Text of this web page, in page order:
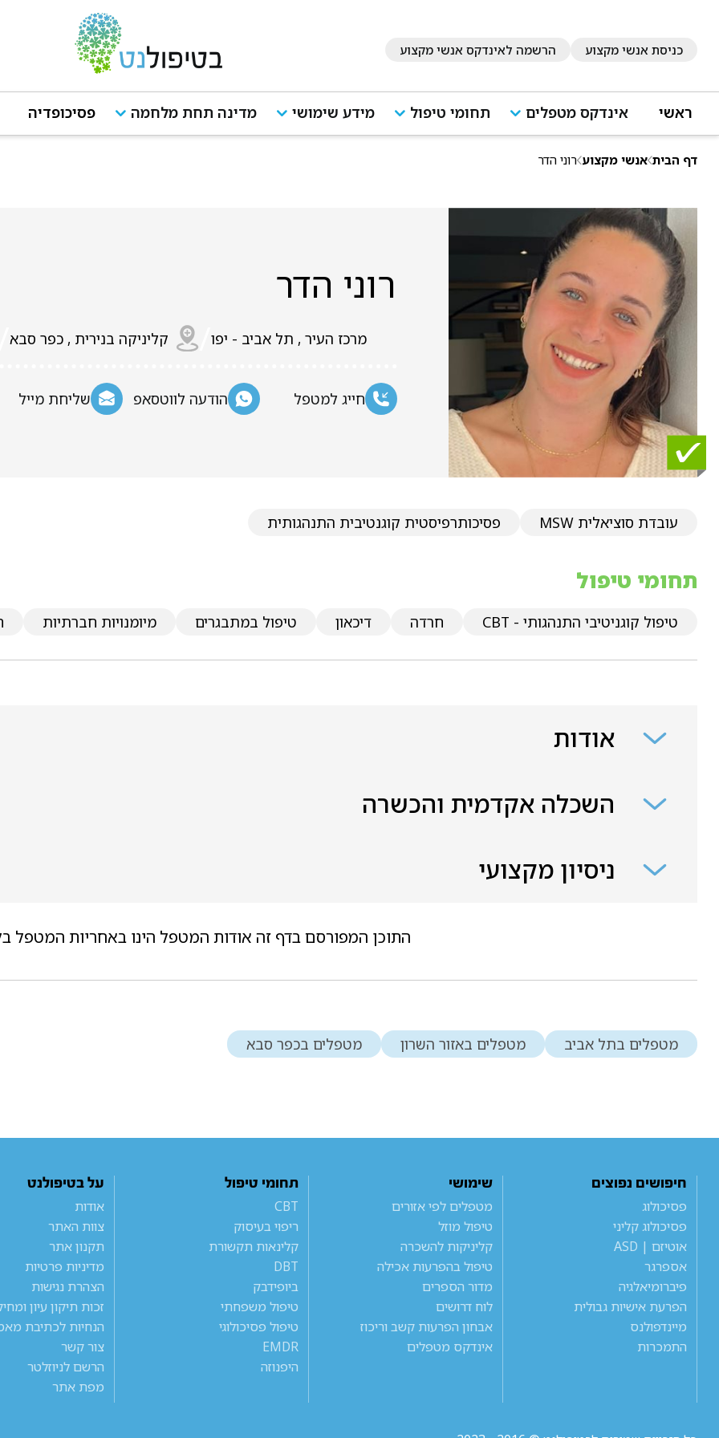
כניסת אנשי מקצוע הרשמה לאינדקס אנשי מקצוע
ראשי אינדקס מטפלים תחומי טיפול מידע שימושי מדינה תחת מלחמה פסיכופדיה
דף הבית אנשי מקצוע רוני הדר
רוני הדר
מרכז העיר , תל אביב - יפו קליניקה בנירית , כפר סבא
חייג למטפל הודעה לווטסאפ שליחת מייל
עובדת סוציאלית MSW פסיכותרפיסטית קוגנטיבית התנהגותית
תחומי טיפול
טיפול קוגניטיבי התנהגותי - CBT חרדה דיכאון טיפול במתבגרים מיומנויות חברתיות
אודות
השכלה אקדמית והכשרה
ניסיון מקצועי
התוכן המפורסם בדף זה אודות המטפל הינו באחריות המטפל
מטפלים בתל אביב מטפלים באזור השרון מטפלים בכפר סבא
חיפושים נפוצים
פסיכולוג
פסיכולוג קליני
אוטיזם | ASD
אספרגר
פיברומיאלגיה
הפרעת אישיות גבולית
מיינדפולנס
התמכרות
שימושי
מטפלים לפי אזורים
טיפול מוזל
קליניקות להשכרה
טיפול בהפרעות אכילה
מדור הספרים
לוח דרושים
אבחון הפרעות קשב וריכוז
אינדקס מטפלים
תחומי טיפול
CBT
ריפוי בעיסוק
קלינאות תקשורת
DBT
ביופידבק
טיפול משפחתי
טיפול פסיכולוגי
EMDR
היפנוזה
על בטיפולנט
אודות
צוות האתר
תקנון אתר
מדיניות פרטיות
הצהרת נגישות
זכות תיקון עיון
הנחיות לכתיבת
צור קשר
הרשם לניוזלטר
מפת אתר